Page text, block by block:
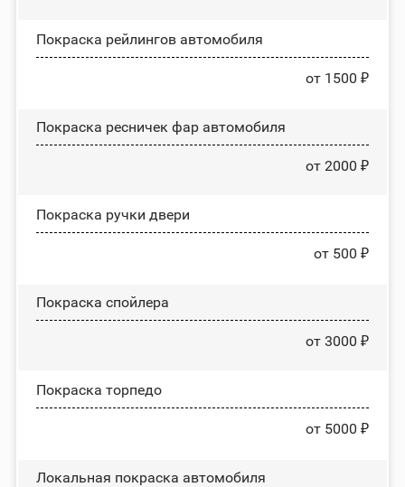
Покраска рейлингов автомобиля
от 1500 ₽
Покраска ресничек фар автомобиля
от 2000 ₽
Покраска ручки двери
от 500 ₽
Покраска спойлера
от 3000 ₽
Покраска торпедо
от 5000 ₽
Локальная покраска автомобиля